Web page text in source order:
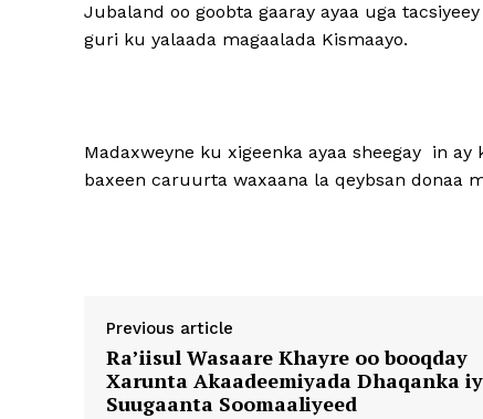
Jubaland oo goobta gaaray ayaa uga
guri ku yalaada magaalada Kismaayo.
Madaxweyne ku xigeenka ayaa sheegay in
baxeen caruurta waxaana la qeybsan donaa
Previous article
Ra’iisul Wasaare Khayre oo booqday
Xarunta Akaadeemiyada Dhaqanka
Suugaanta Soomaaliyeed